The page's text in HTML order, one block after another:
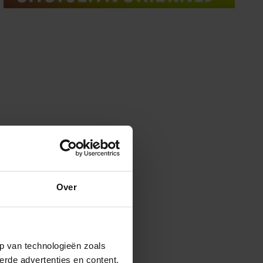
Over
van technologieën zoals
advertenties en content,